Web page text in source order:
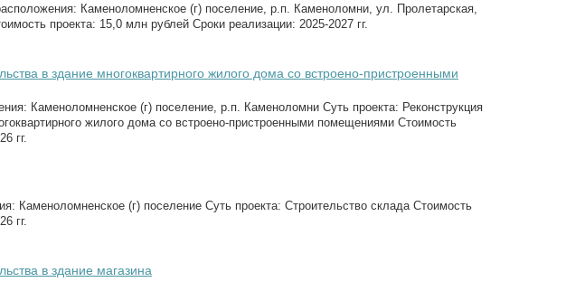
Каменоломненское (г) поселение, р.п. Каменоломни, ул. Пролетарская,
проекта: 15,0 млн рублей Сроки реализации: 2025-2027 гг.
в здание многоквартирного жилого дома со встроено-пристроенными
Каменоломненское (г) поселение, р.п. Каменоломни Суть проекта: Реконструкция
жилого дома со встроено-пристроенными помещениями Стоимость
гг.
Каменоломненское (г) поселение Суть проекта: Строительство склада Стоимость
гг.
в здание магазина